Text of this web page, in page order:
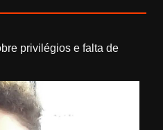
privilégios e falta de